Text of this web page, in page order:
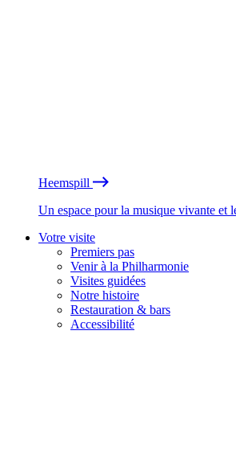
Heemspill
Un espace pour la musique vivante et
Votre visite
Premiers pas
Venir à la Philharmonie
Visites guidées
Notre histoire
Restauration & bars
Accessibilité